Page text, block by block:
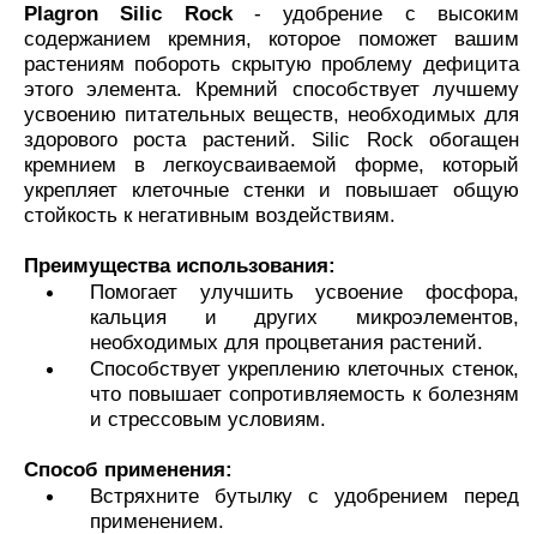
Plagron Silic Rock- удобрение с высоким
содержанием кремния, которое поможет вашим
растениям побороть скрытую проблему дефицита
этого элемента. Кремний способствует лучшему
усвоению питательных веществ, необходимых для
здорового роста растений. Silic Rock обогащен
кремнием в легкоусваиваемой форме, который
укрепляет клеточные стенки и повышает общую
стойкость к негативным воздействиям.
Преимущества использования:
Помогает улучшить усвоение фосфора,
кальция и других микроэлементов,
необходимых для процветания растений.
Способствует укреплению клеточных стенок,
что повышает сопротивляемость к болезням
и стрессовым условиям.
Способ применения:
Встряхните бутылку с удобрением перед
применением.